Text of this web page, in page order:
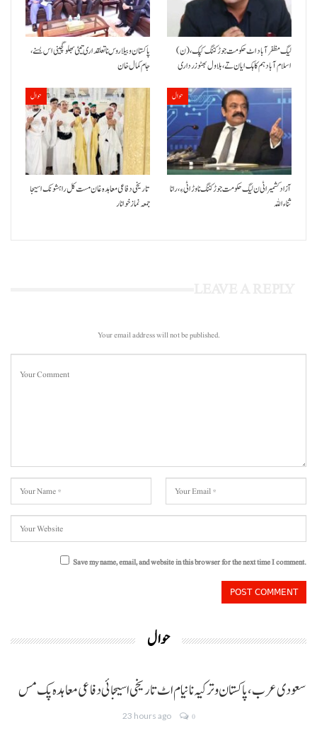
پاکستان و بیلاروس نا تعلقداری تیٹی بھلو گچینی اس بسنے،
جام کمال خان
(ن) لیگ مظفرآباد اٹ حکومت جوڑ کننگ کپک،
اسلام آباد ہم کاہک ایان تے، بلاول بھٹو زرداری
حوال
تاریخی دفاعی معاہدہ غان مست کل راہشونک اسیجا
جمعہ نماز خوانار
حوال
آزاد کشمیر اٹی ن لیگ حکومت جوڑ کننگ نا وڑ اٹی ءِ، رانا
ثناء اللہ
Your email address will not be published.
Save my name, email, and website in this browser for the next time I comment.
حوال
سعودی عرب، پاکستان و ترکیہ نا نیام اٹ تاریخی اسیجائی دفاعی معاہدہ پک مس
23 hours ago 0